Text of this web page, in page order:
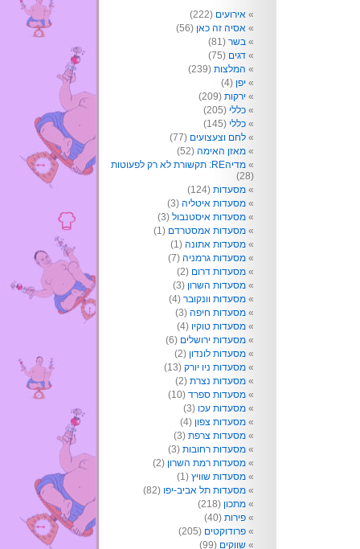
אירועים (222)
אסיה זה כאן (56)
בשר (81)
דגים (75)
המלצות (239)
יפן (4)
ירקות (209)
כללי (205)
כללי (145)
לחם וצעצועים (77)
מאזן האימה (52)
מדיהRE: תקשורת לא רק לפעוטות
(28)
מסעדות (124)
מסעדות איטליה (3)
מסעדות איסטנבול (3)
מסעדות אמסטרדם (1)
מסעדות אתונה (1)
מסעדות גרמניה (7)
מסעדות דרום (2)
מסעדות השרון (3)
מסעדות וונקובר (4)
מסעדות חיפה (3)
מסעדות טוקיו (4)
מסעדות ירושלים (6)
מסעדות לונדון (2)
מסעדות ניו יורק (13)
מסעדות נצרת (2)
מסעדות ספרד (10)
מסעדות עכו (3)
מסעדות צפון (4)
מסעדות צרפת (3)
מסעדות רחובות (3)
מסעדות רמת השרון (2)
מסעדות שוויץ (1)
מסעדות תל אביב-יפו (82)
מתכון (218)
פירות (40)
פרודוקטים (205)
שווקים (99)